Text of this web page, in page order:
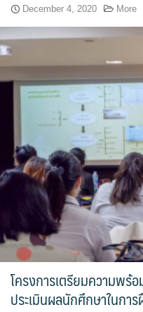
December 4, 2020 More
โครงการเตรียมความพร้
ประเมินผลนักศึกษาในกา